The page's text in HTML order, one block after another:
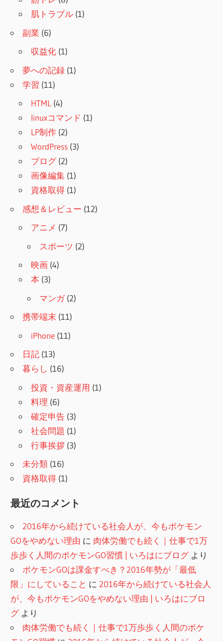
肌トラブル (1)
副業 (6)
収益化 (1)
夢への記録 (1)
学習 (11)
HTML (4)
linuxコマンド (1)
LP制作 (2)
WordPress (3)
ブログ(2)
画像編集 (1)
資格取得 (1)
感想＆レビュー (12)
アニメ (7)
スポーツ (2)
映画 (4)
本 (3)
マンガ(2)
携帯端末 (11)
iPhone (11)
日記 (13)
暮らし (16)
投資・資産運用 (1)
料理 (6)
確定申告 (3)
社会問題 (1)
行事挨拶 (3)
未分類 (16)
資格取得 (1)
最近のコメント
2016年から続けている社会人が、今もポケモン
GOをやめない理由 に 肉体労働でも続く｜仕事で1万
歩歩く人間のポケモンGO習慣 | いろはにブログより
ポケモンGOは課金すべき？2016年勢が「最低
限」にしていること に 2016年から続けている社会人
が、今もポケモンGOをやめない理由 | いろはにブロ
グより
肉体労働でも続く｜仕事で1万歩歩く人間のポケ